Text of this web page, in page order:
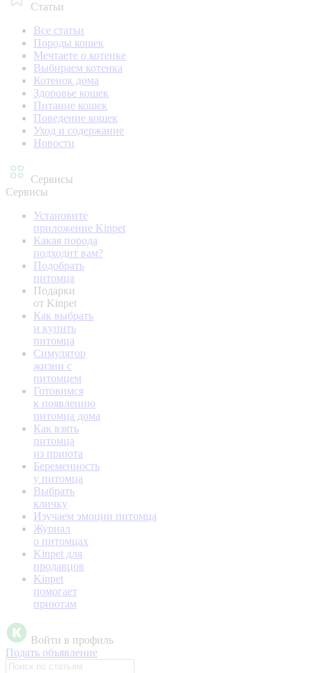
Статьи
Все статьи
Породы кошек
Мечтаете о котенке
Выбираем котенка
Котенок дома
Здоровье кошек
Питание кошек
Поведение кошек
Уход и содержание
Новости
Сервисы
Сервисы
Установите
приложение Kinpet
Какая порода
подходит вам?
Подобрать
питомца
Подарки
от Kinpet
Как выбрать
и купить
питомца
Симулятор
жизни с
питомцем
Готовимся
к появлению
питомца дома
Как взять
питомца
из приюта
Беременность
у питомца
Выбрать
кличку
Изучаем эмоции питомца
Журнал
о питомцах
Kinpet для
продавцов
Kinpet
помогает
приютам
Войти в профиль
Подать объявление